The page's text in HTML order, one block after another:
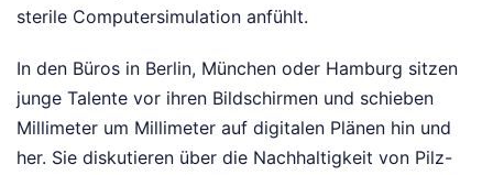
sterile Computersimulation anfühlt.
In den Büros in Berlin, München oder Hamburg sitzen
junge Talente vor ihren Bildschirmen und schieben
Millimeter um Millimeter auf digitalen Plänen hin und
her. Sie diskutieren über die Nachhaltigkeit von Pilz-